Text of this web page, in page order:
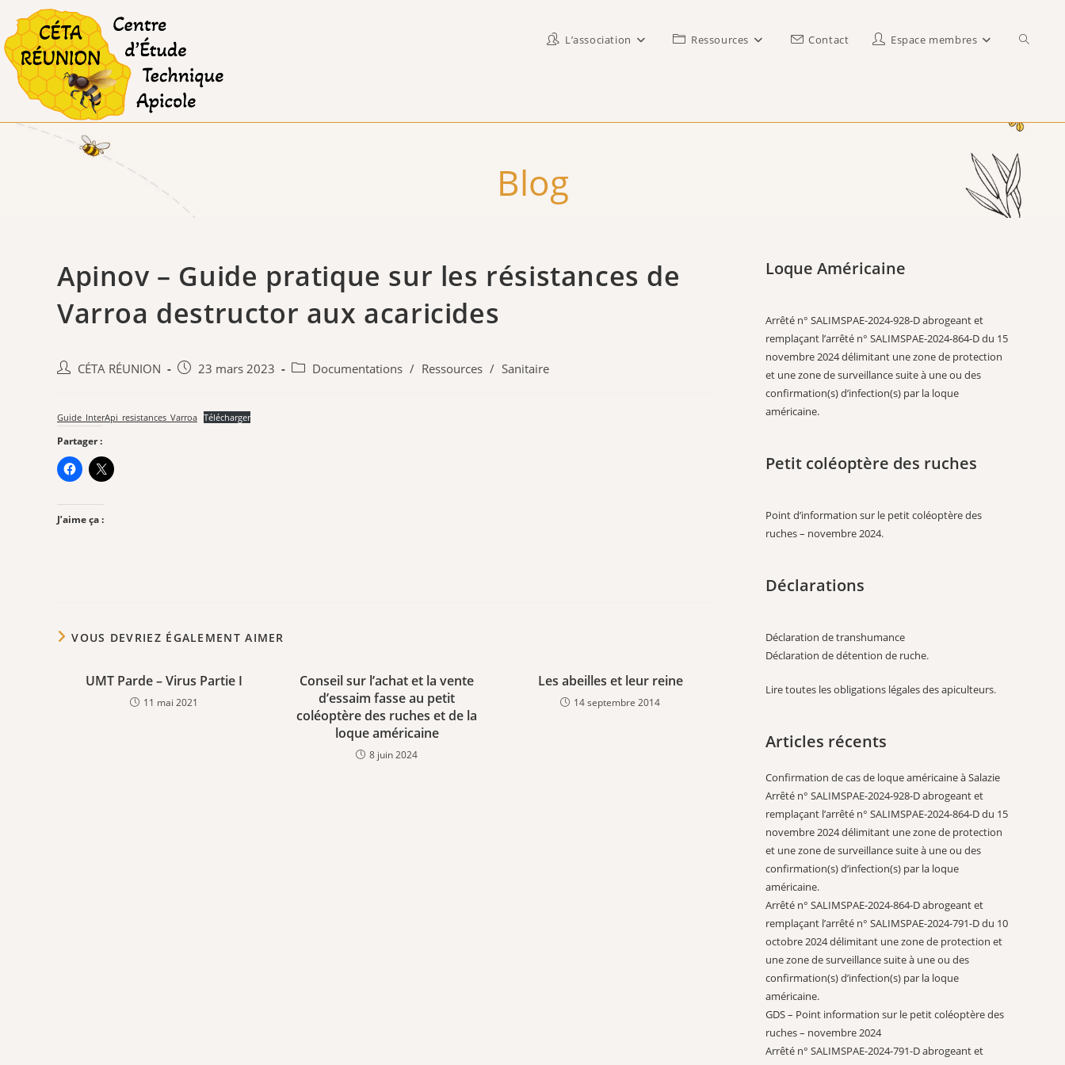
content
L’association Ressources Contact Espace membres Toggle
search
Blog
Apinov – Guide pratique sur les résistances de
Varroa destructor aux acaricides
Auteur/autrice
publication :
CÉTA RÉUNION
Publication
23 mars 2023
Post Documentations / Ressources / Sanitaire
Guide_InterApi_resistances_Varroa Télécharger
Partager :
J’aime ça :
VOUS DEVRIEZ ÉGALEMENT AIMER
UMT Parde – Virus Partie I
11 mai 2021
Conseil sur l’achat et la vente
d’essaim fasse au petit
coléoptère des ruches et de la
loque américaine
8 juin 2024
Les abeilles et leur reine
14 septembre 2014
Loque Américaine
Arrêté n° SALIMSPAE-2024-928-D abrogeant et
remplaçant l’arrêté n° SALIMSPAE-2024-864-D du 15
novembre 2024 délimitant une zone de protection
et une zone de surveillance suite à une ou des
confirmation(s) d’infection(s) par la loque
américaine.
Petit coléoptère des ruches
Point d’information sur le petit coléoptère des
ruches – novembre 2024.
Déclarations
Déclaration de transhumance
Déclaration de détention de ruche.
Lire toutes les obligations légales des apiculteurs.
Articles récents
Confirmation de cas de loque américaine à Salazie
Arrêté n° SALIMSPAE-2024-928-D abrogeant et
remplaçant l’arrêté n° SALIMSPAE-2024-864-D du 15
novembre 2024 délimitant une zone de protection
et une zone de surveillance suite à une ou des
confirmation(s) d’infection(s) par la loque
américaine.
Arrêté n° SALIMSPAE-2024-864-D abrogeant et
remplaçant l’arrêté n° SALIMSPAE-2024-791-D du 10
octobre 2024 délimitant une zone de protection et
une zone de surveillance suite à une ou des
confirmation(s) d’infection(s) par la loque
américaine.
GDS – Point information sur le petit coléoptère des
ruches – novembre 2024
Arrêté n° SALIMSPAE-2024-791-D abrogeant et